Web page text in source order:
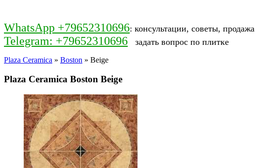
WhatsApp +79652310696: консультации, советы, продажа
Telegram: +79652310696 задать вопрос по плитке
Plaza Ceramica » Boston » Beige
Plaza Ceramica Boston Beige